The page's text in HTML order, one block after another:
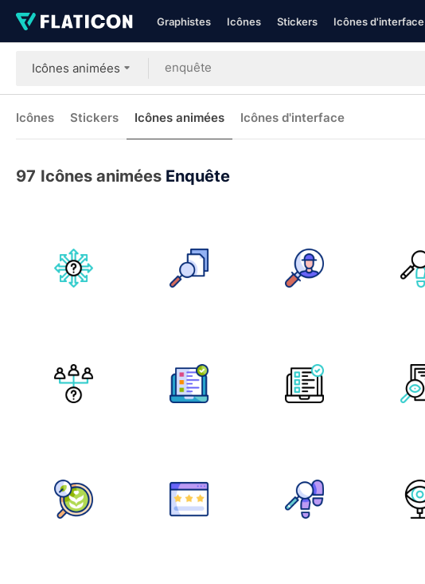
Graphistes Icônes Stickers Icônes d'interface
Icônes animées
Icônes Stickers Icônes animées Icônes d'interface
97 Icônes animées Enquête